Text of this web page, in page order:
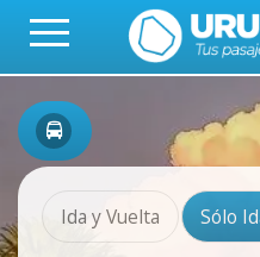
Ida y Vuelta Sólo